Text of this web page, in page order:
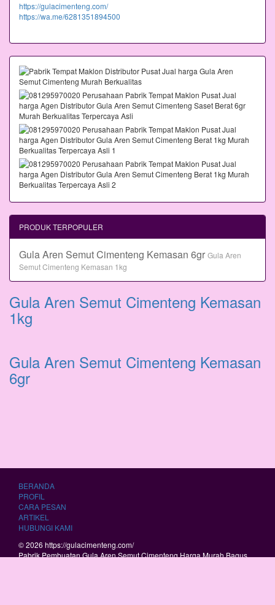
https://gulacimenteng.com/
https://wa.me/6281351894500
PRODUK TERPOPULER
Gula Aren Semut Cimenteng Kemasan 6gr Gula Aren
Semut Cimenteng Kemasan 1kg
Gula Aren Semut Cimenteng Kemasan
1kg
Gula Aren Semut Cimenteng Kemasan
6gr
BERANDA
PROFIL
CARA PESAN
ARTIKEL
HUBUNGI KAMI
© 2026 https://gulacimenteng.com/
Pabrik Pembuatan Gula Aren Semut Cimenteng Harga Murah Bagus